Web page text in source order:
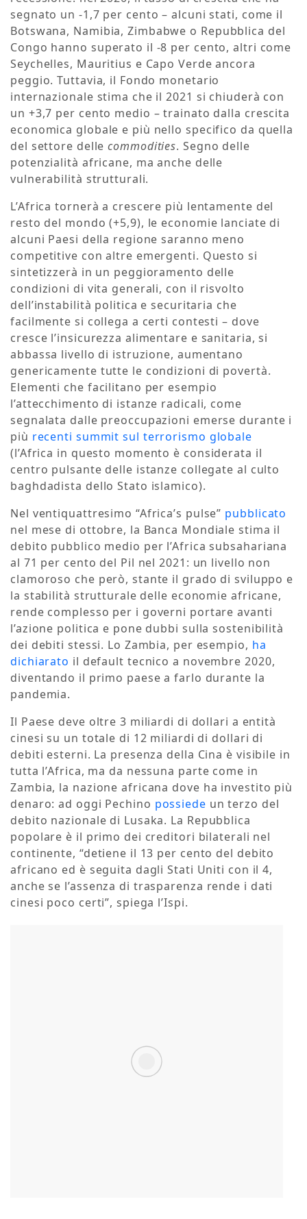
segnato un -1,7 per cento – alcuni stati, come il
Botswana, Namibia, Zimbabwe o Repubblica del
Congo hanno superato il -8 per cento, altri come
Seychelles, Mauritius e Capo Verde ancora
peggio. Tuttavia, il Fondo monetario
internazionale stima che il 2021 si chiuderà con
un +3,7 per cento medio – trainato dalla crescita
economica globale e più nello specifico da quella
del settore dellecommodities. Segno delle
potenzialità africane, ma anche delle
vulnerabilità strutturali.
L’Africa tornerà a crescere più lentamente del
resto del mondo (+5,9), le economie lanciate di
alcuni Paesi della regione saranno meno
competitive con altre emergenti. Questo si
sintetizzerà in un peggioramento delle
condizioni di vita generali, con il risvolto
dell’instabilità politica e securitaria che
facilmente si collega a certi contesti – dove
cresce l’insicurezza alimentare e sanitaria, si
abbassa livello di istruzione, aumentano
genericamente tutte le condizioni di povertà.
Elementi che facilitano per esempio
l’attecchimento di istanze radicali, come
segnalata dalle preoccupazioni emerse durante i
più recenti summit sul terrorismo globale
(l’Africa in questo momento è considerata il
centro pulsante delle istanze collegate al culto
baghdadista dello Stato islamico).
Nel ventiquattresimo “Africa’s pulse” pubblicato
nel mese di ottobre, la Banca Mondiale stima il
debito pubblico medio per l’Africa subsahariana
al 71 per cento del Pil nel 2021: un livello non
clamoroso che però, stante il grado di sviluppo e
la stabilità strutturale delle economie africane,
rende complesso per i governi portare avanti
l’azione politica e pone dubbi sulla sostenibilità
dei debiti stessi. Lo Zambia, per esempio, ha
dichiarato il default tecnico a novembre 2020,
diventando il primo paese a farlo durante la
pandemia.
Il Paese deve oltre 3 miliardi di dollari a entità
cinesi su un totale di 12 miliardi di dollari di
debiti esterni. La presenza della Cina è visibile in
tutta l’Africa, ma da nessuna parte come in
Zambia, la nazione africana dove ha investito più
denaro: ad oggi Pechino possiede un terzo del
debito nazionale di Lusaka. La Repubblica
popolare è il primo dei creditori bilaterali nel
continente, “detiene il 13 per cento del debito
africano ed è seguita dagli Stati Uniti con il 4,
anche se l’assenza di trasparenza rende i dati
cinesi poco certi”, spiega l’Ispi.